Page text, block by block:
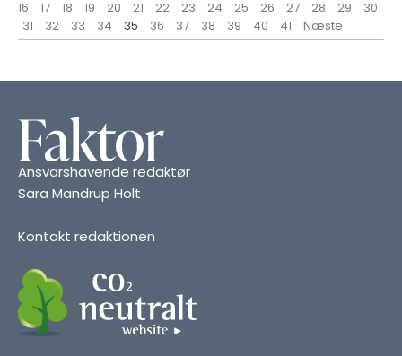
16
17 18 19 20 21 22 23 24 25 26 27 28 29
30
31
32 33 34 35 36 37 38 39 40 41 Næste
Ansvarshavende redaktør
Sara Mandrup Holt
Kontakt redaktionen